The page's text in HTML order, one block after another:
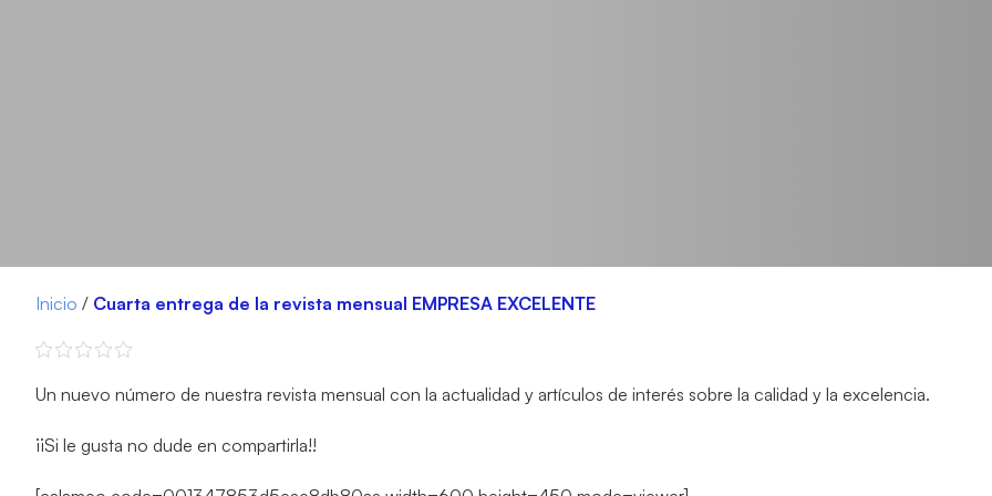
Inicio / Cuarta entrega de la revista mensual EMPRESA EXCELENTE
Un nuevo número de nuestra revista mensual con la actualidad y artículos de interés sobre la calidad y la excelencia.
¡¡Si le gusta no dude en compartirla!!